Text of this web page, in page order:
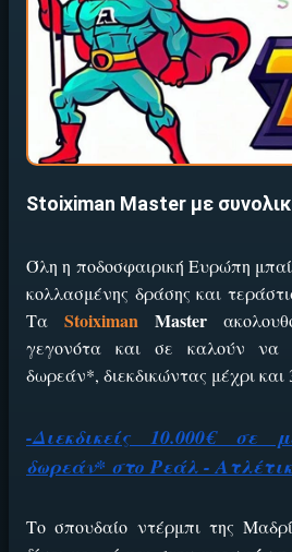
Stoiximan Master με
Όλη η ποδοσφαιρική Ευρώπη
κολλασμένης δράσης και
Τα Stoiximan Master
γεγονότα και σε καλούν να
δωρεάν*, διεκδικώντας μέχρι και
-Διεκδικείς 10.000€ σε
δωρεάν* στο Ρεάλ -
Το σπουδαίο ντέρμπι της